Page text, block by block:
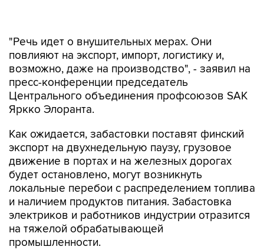
"Речь идет о внушительных мерах. Они
повлияют на экспорт, импорт, логистику и,
возможно, даже на производство", - заявил на
пресс-конференции председатель
Центрального объединения профсоюзов SAK
Яркко Элоранта.
Как ожидается, забастовки поставят финский
экспорт на двухнедельную паузу, грузовое
движение в портах и на железных дорогах
будет остановлено, могут возникнуть
локальные перебои с распределением топлива
и наличием продуктов питания. Забастовка
электриков и работников индустрии отразится
на тяжелой обрабатывающей
промышленности.